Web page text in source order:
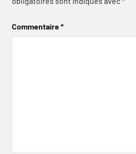
Commentaire*